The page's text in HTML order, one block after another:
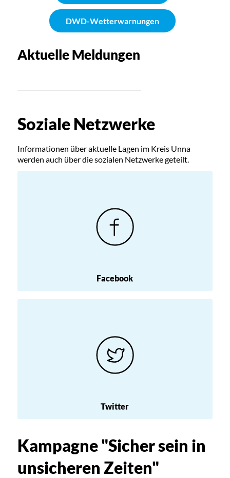
DWD-Wetterwarnungen
Aktuelle Meldungen
Soziale Netzwerke
Informationen über aktuelle Lagen im Kreis Unna
werden auch über die sozialen Netzwerke geteilt.
Facebook
Twitter
Kampagne "Sicher sein in
unsicheren Zeiten"